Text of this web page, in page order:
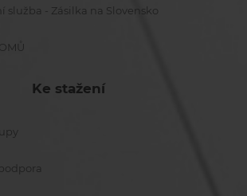
služba - Zásilka na Slovensko
Ke stažení